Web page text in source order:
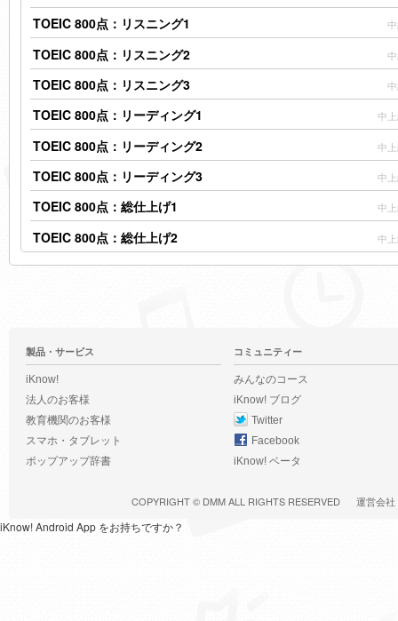
TOEIC 800点：リスニング1
TOEIC 800点：リスニング2
TOEIC 800点：リスニング3
TOEIC 800点：リーディング1 中
TOEIC 800点：リーディング2 中
TOEIC 800点：リーディング3 中
TOEIC 800点：総仕上げ1 中
TOEIC 800点：総仕上げ2 中
製品・サービス
iKnow!
法人のお客様
教育機関のお客様
スマホ・タブレット
ポップアップ辞書
コミュニティー
みんなのコース
iKnow! ブログ
Twitter
Facebook
iKnow! ベータ
COPYRIGHT © DMMALL RIGHTS RESERVED 運営会社
iKnow! Android App をお持ちですか？